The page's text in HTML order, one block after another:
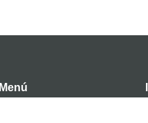
Menú